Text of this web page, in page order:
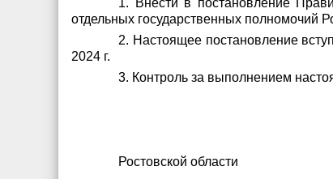
1. Внести в постановление
отдельных государственных полномочий
2. Настоящее постановление
2024 г.
3. Контроль за выполнением
Ростовской